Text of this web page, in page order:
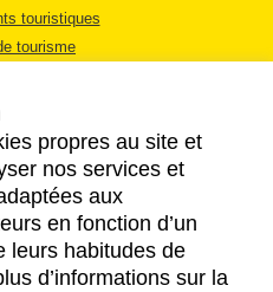
touristiques
tourisme
LÉGALES
propres au site et
nos services et
aux
en fonction d’un
leurs habitudes de
d’informations sur la